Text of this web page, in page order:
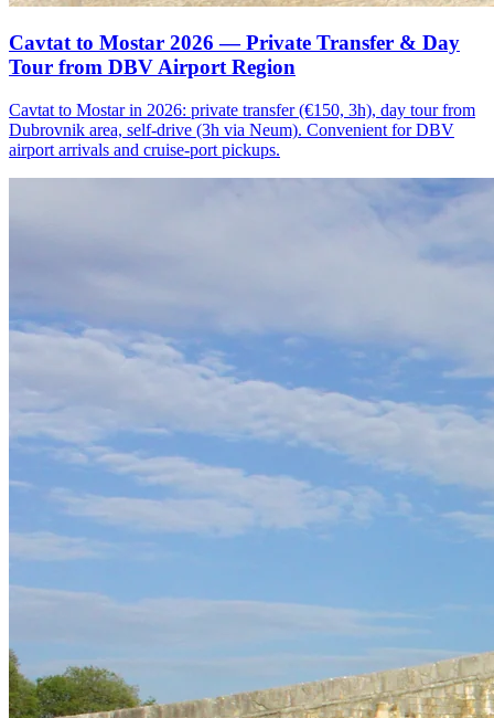
Cavtat to Mostar 2026 — Private Transfer & Day
Tour from DBV Airport Region
Cavtat to Mostar in 2026: private transfer (€150, 3h), day tour from
Dubrovnik area, self-drive (3h via Neum). Convenient for DBV
airport arrivals and cruise-port pickups.